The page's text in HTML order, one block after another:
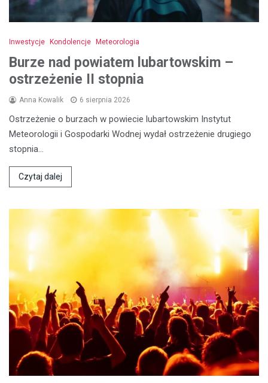
Inwestycje Kondolencje Meteorologia
Burze nad powiatem lubartowskim –
ostrzeżenie II stopnia
Anna Kowalik 6 sierpnia 2026
Ostrzeżenie o burzach w powiecie lubartowskim Instytut
Meteorologii i Gospodarki Wodnej wydał ostrzeżenie drugiego
stopnia…
Czytaj dalej